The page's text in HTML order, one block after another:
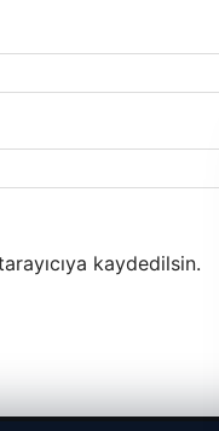
kaydedilsin.